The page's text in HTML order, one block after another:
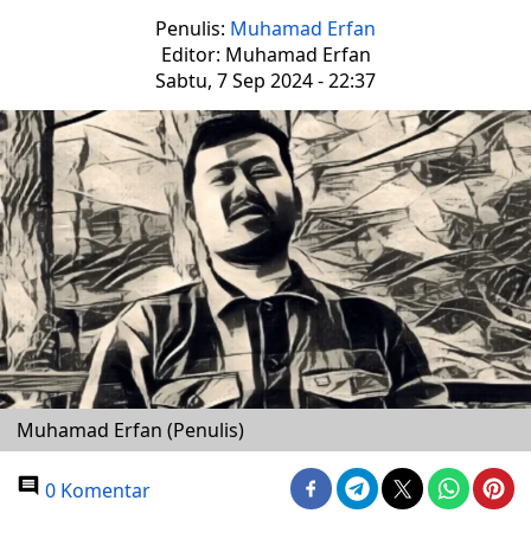
Penulis: Muhamad Erfan
Editor: Muhamad Erfan
Sabtu, 7 Sep 2024 - 22:37
Muhamad Erfan (Penulis)
0 Komentar